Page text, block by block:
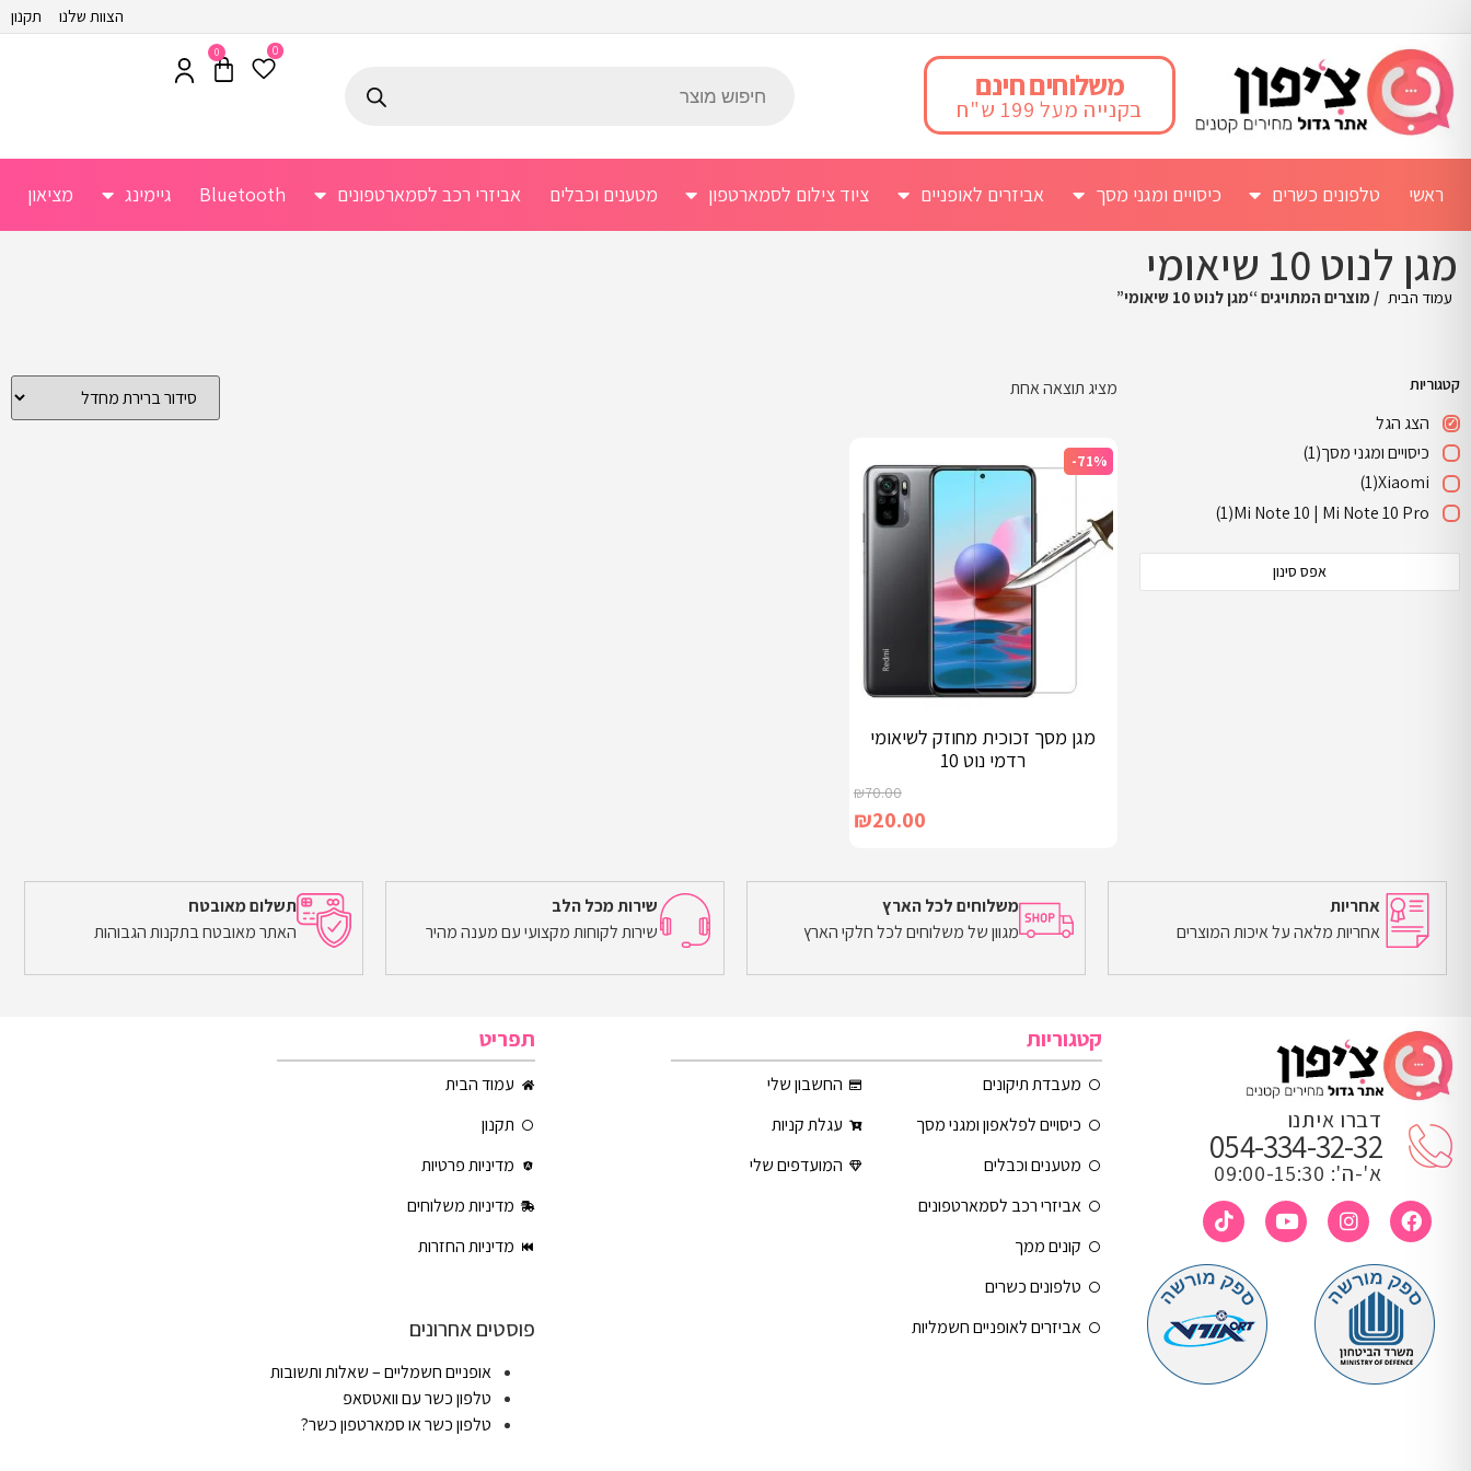
הצוות שלנו תקנון
משלוחים חינם
בקנייה מעל 199 ש"ח
0
0
ראשי טלפונים כשרים כיסויים ומגני מסך אביזרים לאופניים ציוד צילום לסמארטפון מטענים וכבלים אביזרי רכב לסמארטפונים Bluetooth גיימינג מציאון
מגן לנוט 10 שיאומי
עמוד הבית / מוצרים המתויגים “מגן לנוט 10 שיאומי”
קטגוריות
הצג הגל
כיסויים ומגני מסך(1)
Xiaomi
(1)
Mi Note 10 | Mi Note 10 Pro
(1)
אפס סינון
מציג תוצאה אחת
-71%
מגן מסך זכוכית מחוזק לשיאומי
רדמי נוט 10
₪70.00
₪20.00
הוספה לסל
אחריות
אחריות מלאה על איכות המוצרים
משלוחים לכל הארץ
מגוון של משלוחים לכל חלקי הארץ
שירות מכל הלב
שירות לקוחות מקצועי עם מענה מהיר
תשלום מאובטח
האתר מאובטח בתקנות הגבוהות
דברו איתנו
054-334-32-32
א'-ה': 09:00-15:30
קטגוריות
מעבדת תיקונים
כיסויים לפלאפון ומגני מסך
מטענים וכבלים
אביזרי רכב לסמארטפונים
קונים ממך
טלפונים כשרים
אביזרים לאופניים חשמליות
החשבון שלי
עגלת קניות
המועדפים שלי
תפריט
עמוד הבית
תקנון
מדיניות פרטיות
מדיניות משלוחים
מדיניות החזרות
פוסטים אחרונים
אופניים חשמליים – שאלות ותשובות
טלפון כשר עם וואטסאפ
טלפון כשר או סמארטפון כשר?